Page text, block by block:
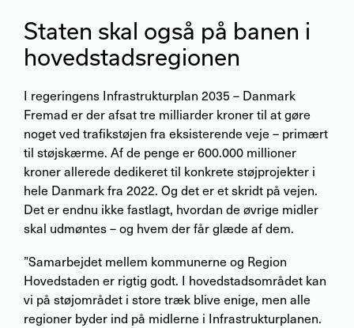
Staten skal også på banen i
hovedstadsregionen
I regeringens Infrastrukturplan 2035 – Danmark
Fremad er der afsat tre milliarder kroner til at gøre
noget ved trafikstøjen fra eksisterende veje – primært
til støjskærme. Af de penge er 600.000 millioner
kroner allerede dedikeret til konkrete støjprojekter i
hele Danmark fra 2022. Og det er et skridt på vejen.
Det er endnu ikke fastlagt, hvordan de øvrige midler
skal udmøntes – og hvem der får glæde af dem.
”Samarbejdet mellem kommunerne og Region
Hovedstaden er rigtig godt. I hovedstadsområdet kan
vi på støjområdet i store træk blive enige, men alle
regioner byder ind på midlerne i Infrastrukturplanen.